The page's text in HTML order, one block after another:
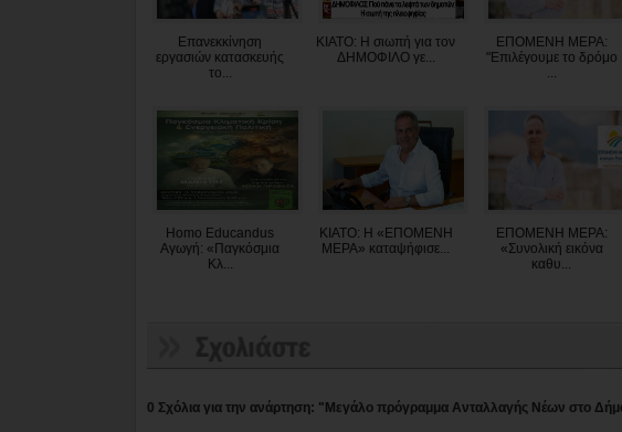
Επανεκκίνηση
εργασιών κατασκευής
το...
ΚΙΑΤΟ: Η σιωπή για τον
ΔΗΜΟΦΙΛΟ γε...
ΕΠΟΜΕΝΗ ΜΕΡΑ:
"Επιλέγουμε το δρόμο
...
Homo Educandus
Αγωγή: «Παγκόσμια
Κλ...
ΚΙΑΤΟ: Η «ΕΠΟΜΕΝΗ
ΜΕΡΑ» καταψήφισε...
ΕΠΟΜΕΝΗ ΜΕΡΑ:
«Συνολική εικόνα
καθυ...
0 Σχόλια για την ανάρτηση: "Μεγάλο πρόγραμμα Ανταλλαγής Νέων στο